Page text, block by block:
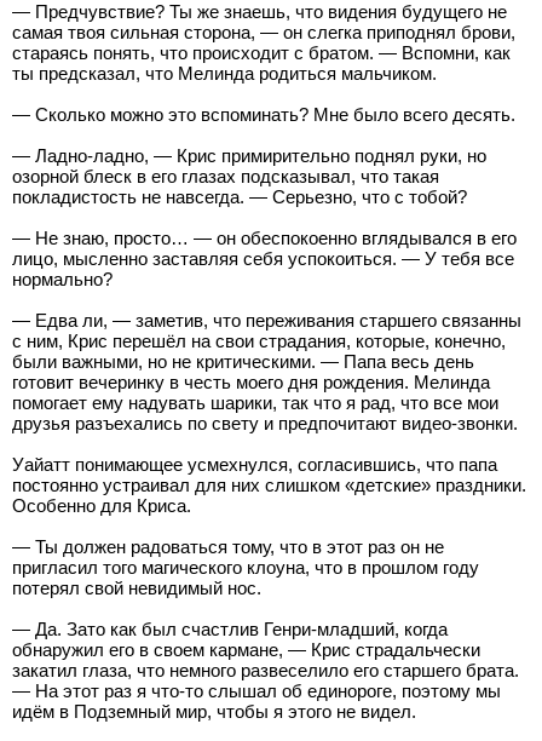
— Предчувствие? Ты же знаешь, что видения будущего не
самая твоя сильная сторона, — он слегка приподнял брови,
стараясь понять, что происходит с братом. — Вспомни, как
ты предсказал, что Мелинда родиться мальчиком.
— Сколько можно это вспоминать? Мне было всего десять.
— Ладно-ладно, — Крис примирительно поднял руки, но
озорной блеск в его глазах подсказывал, что такая
покладистость не навсегда. — Серьезно, что с тобой?
— Не знаю, просто… — он обеспокоенно вглядывался в его
лицо, мысленно заставляя себя успокоиться. — У тебя все
нормально?
— Едва ли, — заметив, что переживания старшего связанны
с ним, Крис перешёл на свои страдания, которые, конечно,
были важными, но не критическими. — Папа весь день
готовит вечеринку в честь моего дня рождения. Мелинда
помогает ему надувать шарики, так что я рад, что все мои
друзья разъехались по свету и предпочитают видео-звонки.
Уайатт понимающее усмехнулся, согласившись, что папа
постоянно устраивал для них слишком «детские» праздники.
Особенно для Криса.
— Ты должен радоваться тому, что в этот раз он не
пригласил того магического клоуна, что в прошлом году
потерял свой невидимый нос.
— Да. Зато как был счастлив Генри-младший, когда
обнаружил его в своем кармане, — Крис страдальчески
закатил глаза, что немного развеселило его старшего брата.
— На этот раз я что-то слышал об единороге, поэтому мы
идём в Подземный мир, чтобы я этого не видел.